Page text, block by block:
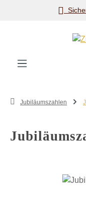
Zum Hauptinhalt
Jubiläumszahlen
Bildergalerie